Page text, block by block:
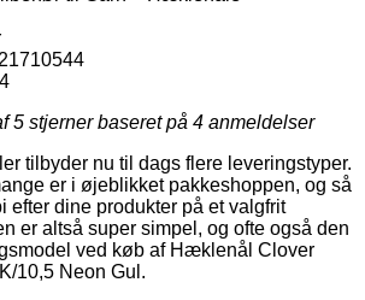
5 stjerner baseret på 4 anmeldelser
tilbyder nu til dags flere leveringstyper.
er i øjeblikket pakkeshoppen, og så
efter dine produkter på et valgfrit
er altså super simpel, og ofte også den
ved køb af Hæklenål Clover
10,5 Neon Gul.